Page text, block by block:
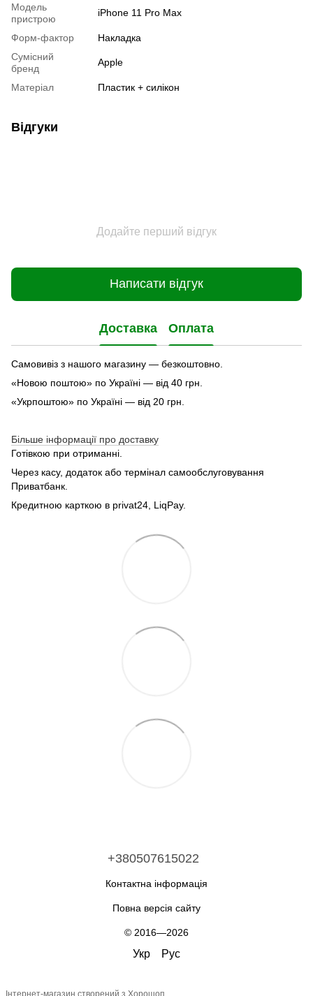
Модель
пристрою
iPhone 11 Pro Max
Форм-фактор
Накладка
Сумісний
бренд
Apple
Матеріал Пластик + силікон
Відгуки
Додайте перший відгук
Написати відгук
Доставка Оплата
Самовивіз з нашого магазину — безкоштовно.
«Новою поштою» по Україні — від 40 грн.
«Укрпоштою» по Україні — від 20 грн.
Більше інформації про доставку
Готівкою при отриманні.
Через касу, додаток або термінал самообслуговування
Приватбанк.
Кредитною карткою в privat24, LiqPay.
+380507615022
Контактна інформація
Повна версія сайту
© 2016—2026
Укр Рус